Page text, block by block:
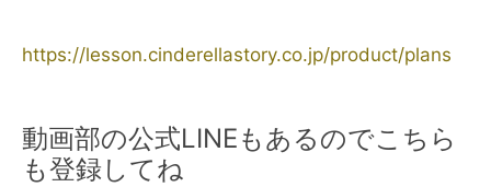
https://lesson.cinderellastory.co.jp/product/plans
動画部の公式LINEもあるのでこちら
も登録してね